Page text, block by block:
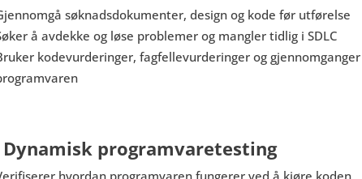
søknadsdokumenter, design og kode før utførelse
å avdekke og løse problemer og mangler tidlig i SDLC
kodevurderinger, fagfellevurderinger og
Dynamisk programvaretesting
hvordan programvaren fungerer ved å kjøre koden